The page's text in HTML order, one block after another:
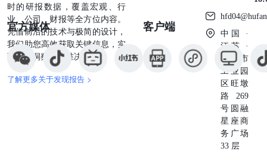
及新增产能压制。价格的方向性突破需要以下条件的进一步
明确：几内亚配额政策的正式文本及执行力度、国内新增产
能的实际释放节奏、以及高成本产能是否出现集中减产。
时的研报数据，覆盖宏观、行
业、公司、财报等全方位内容。
凭借前沿的技术与极简的设计，
我们助您高效获取关键信息，实
现深度洞察与精准决策。
了解更多关于发现报告 >
官方媒体 客户端
中国 ·
江苏 ·
苏州市
工业园
区旺墩
路269
号圆融
星座商
务广场
33 层